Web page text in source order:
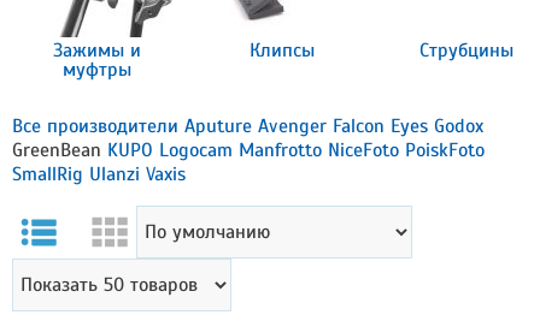
Зажимы и
муфтры
Клипсы Струбцины
Все производители Aputure Avenger Falcon Eyes Godox
GreenBean KUPO Logocam Manfrotto NiceFoto PoiskFoto
SmallRig Ulanzi Vaxis